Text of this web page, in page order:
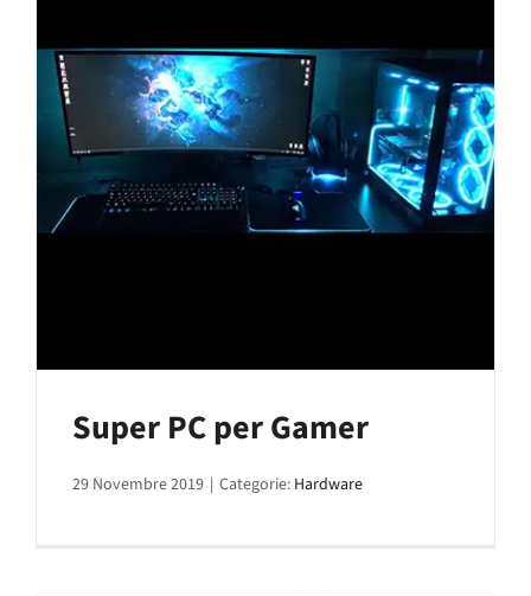
Super PC per Gamer
29 Novembre 2019 | Categorie: Hardware